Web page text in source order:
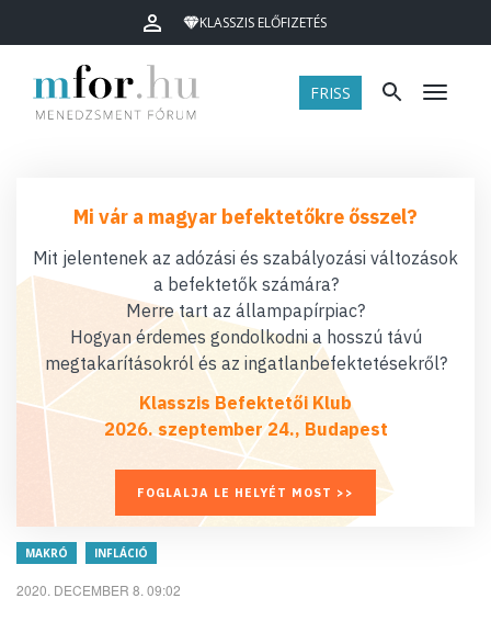
KLASSZIS ELŐFIZETÉS
FRISS Menü
Mi vár a magyar befektetőkre ősszel?
Mit jelentenek az adózási és szabályozási változások
a befektetők számára?
Merre tart az állampapírpiac?
Hogyan érdemes gondolkodni a hosszú távú
megtakarításokról és az ingatlanbefektetésekről?
Klasszis Befektetői Klub
2026. szeptember 24., Budapest
FOGLALJA LE HELYÉT MOST >>
MAKRÓ INFLÁCIÓ
2020. DECEMBER 8. 09:02